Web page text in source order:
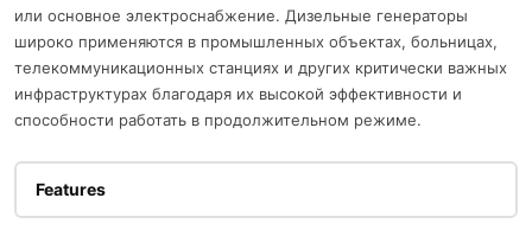
или основное электроснабжение. Дизельные генераторы
широко применяются в промышленных объектах, больницах,
телекоммуникационных станциях и других критически важных
инфраструктурах благодаря их высокой эффективности и
способности работать в продолжительном режиме.
Features